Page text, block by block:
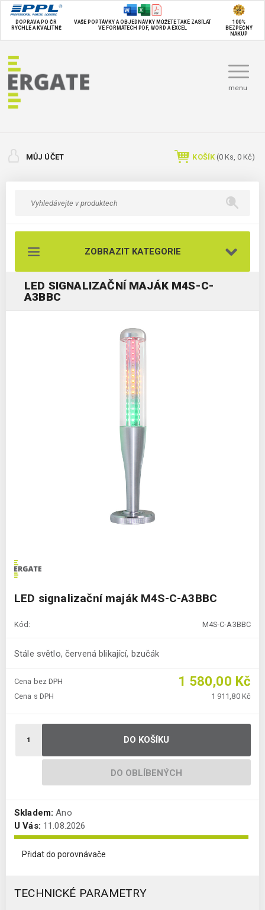
DOPRAVA PO ČR
RYCHLE A KVALITNĚ
VAŠE POPTÁVKY A OBJEDNÁVKY MŮŽETE TAKÉ ZASÍLAT
VE FORMÁTECH PDF, WORD A EXCEL
100%
BEZPEČNÝ
NÁKUP
menu
MŮJ ÚČET KOŠÍK (0 Ks, 0 Kč)
ZOBRAZIT KATEGORIE
LED SIGNALIZAČNÍ MAJÁK M4S-C-
A3BBC
LED signalizační maják M4S-C-A3BBC
Kód: M4S-C-A3BBC
Stále světlo, červená blikající, bzučák
Cena bez DPH 1 580,00 Kč
Cena s DPH 1 911,80 Kč
DO KOŠÍKU
DO OBLÍBENÝCH
Skladem: Ano
U Vás: 11.08.2026
Přidat do porovnávače
TECHNICKÉ PARAMETRY